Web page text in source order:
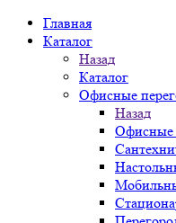
Главная
Каталог
Назад
Каталог
Офисные
Назад
Офисные